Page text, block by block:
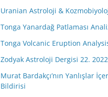
Uranian Astroloji &
Tonga Yanardağ Patlaması
Tonga Volcanic Eruption
Zodyak Astroloji Dergisi 22. 2022
Murat Bardakçı’nın Yanlışlar
Bildirisi